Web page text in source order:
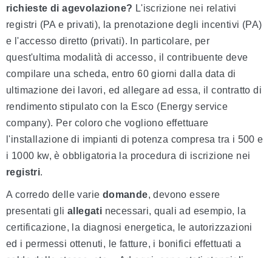
richieste di agevolazione? L'iscrizione nei relativi
registri (PA e privati), la prenotazione degli incentivi (PA)
e l'accesso diretto (privati). In particolare, per
quest'ultima modalità di accesso, il contribuente deve
compilare una scheda, entro 60 giorni dalla data di
ultimazione dei lavori, ed allegare ad essa, il contratto di
rendimento stipulato con la Esco (Energy service
company). Per coloro che vogliono effettuare
l'installazione di impianti di potenza compresa tra i 500 e
i 1000 kw, è obbligatoria la procedura di iscrizione nei
registri.
A corredo delle varie domande, devono essere
presentati gliallegati necessari, quali ad esempio, la
certificazione, la diagnosi energetica, le autorizzazioni
ed i permessi ottenuti, le fatture, i bonifici effettuati a